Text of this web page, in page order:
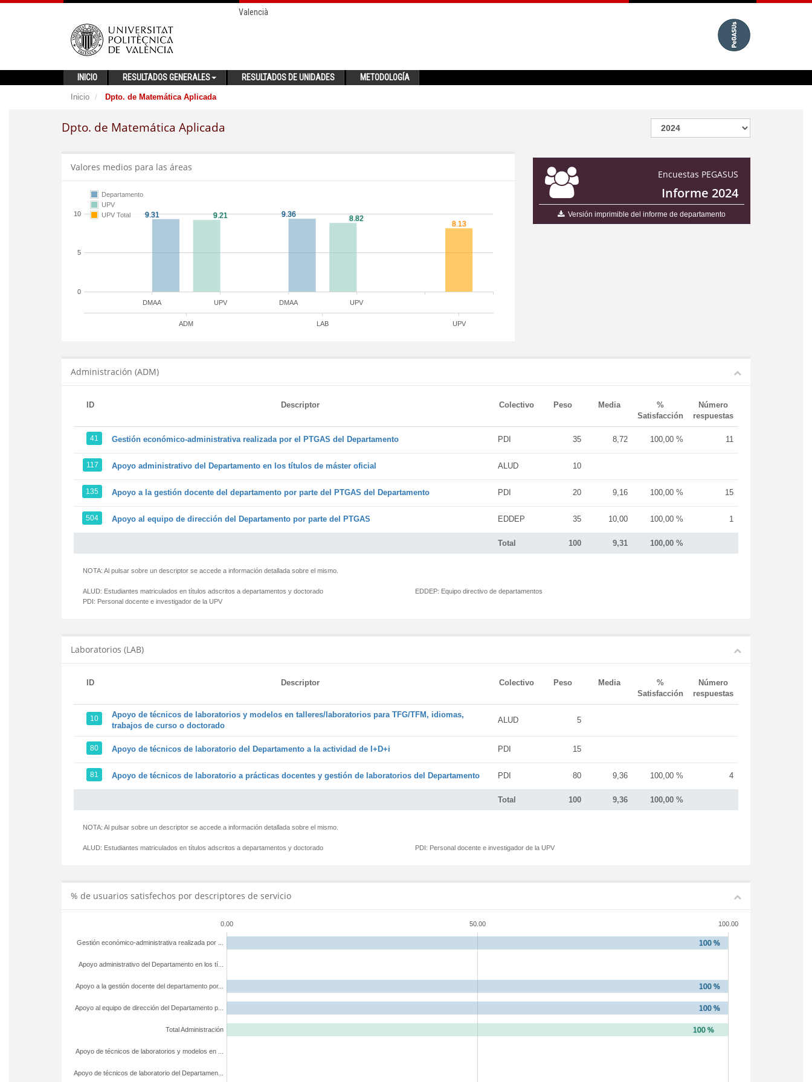
Valencià
INICIO RESULTADOS GENERALES RESULTADOS DE UNIDADES METODOLOGÍA
Inicio Dpto. de Matemática Aplicada
Dpto. de Matemática Aplicada
Encuestas PEGASUS
Informe 2024
Versión imprimible del informe de departamento
Valores medios para las áreas
DMAA DMAA
UPV UPV
ADM LAB UPV
0
5
10
Departamento
UPV
UPV Total
Administración (ADM)
ID Descriptor Colectivo Peso Media
%
Satisfacción
Número
respuestas
Total 100 9,31 100,00 %
41 Gestión económico-administrativa realizada por el PTGAS del Departamento PDI 35 8,72 100,00 % 11
117 Apoyo administrativo del Departamento en los títulos de máster oficial ALUD 10
135 Apoyo a la gestión docente del departamento por parte del PTGAS del Departamento PDI 20 9,16 100,00 % 15
504 Apoyo al equipo de dirección del Departamento por parte del PTGAS EDDEP 35 10,00 100,00 % 1
NOTA: Al pulsar sobre un descriptor se accede a información detallada sobre el mismo.
ALUD: Estudiantes matriculados en títulos adscritos a departamentos y doctorado
PDI: Personal docente e investigador de la UPV
EDDEP: Equipo directivo de departamentos
Laboratorios (LAB)
ID Descriptor Colectivo Peso Media
%
Satisfacción
Número
respuestas
Total 100 9,36 100,00 %
10
Apoyo de técnicos de laboratorios y modelos en talleres/laboratorios para TFG/TFM, idiomas,
trabajos de curso o doctorado
ALUD 5
80 Apoyo de técnicos de laboratorio del Departamento a la actividad de I+D+i PDI 15
81 Apoyo de técnicos de laboratorio a prácticas docentes y gestión de laboratorios del Departamento PDI 80 9,36 100,00 % 4
NOTA: Al pulsar sobre un descriptor se accede a información detallada sobre el mismo.
ALUD: Estudiantes matriculados en títulos adscritos a departamentos y doctorado PDI: Personal docente e investigador de la UPV
% de usuarios satisfechos por descriptores de servicio
0.00 50.00 100.00
Apoyo de técnicos de laboratorio del Departamen...
Apoyo de técnicos de laboratorios y modelos en ...
Total Administración
Apoyo al equipo de dirección del Departamento p...
Apoyo a la gestión docente del departamento por...
Apoyo administrativo del Departamento en los tí...
Gestión económico-administrativa realizada por ...